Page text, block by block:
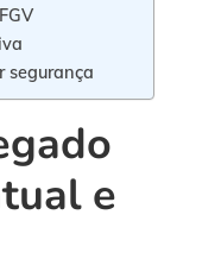
segurança
e